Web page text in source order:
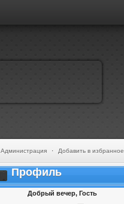
Администрация · Добавить в избранное
Профиль
Добрый вечер, Гость